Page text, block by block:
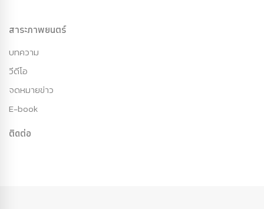
สาระภาพยนตร์
บทความ
วีดีโอ
จดหมายข่าว
E-book
ติดต่อ